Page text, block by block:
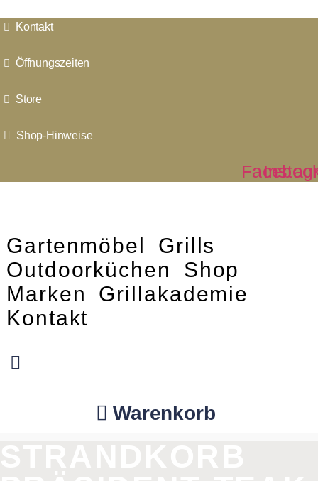
Kontakt
Öffnungszeiten
Store
Shop-Hinweise
Gartenmöbel
Grills
Outdoorküchen
Shop
Marken
Grillakademie
Kontakt
Warenkorb